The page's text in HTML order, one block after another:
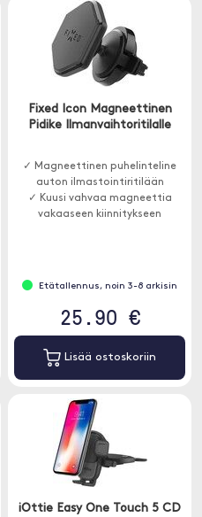
Fixed Icon Magneettinen
Pidike Ilmanvaihtoritilalle
✓ Magneettinen puhelinteline
auton ilmastointiritilään
✓ Kuusi vahvaa magneettia
vakaaseen kiinnitykseen
Etätallennus, noin 3-8 arkisin
25.90 €
Lisää ostoskoriin
iOttie Easy One Touch 5 CD